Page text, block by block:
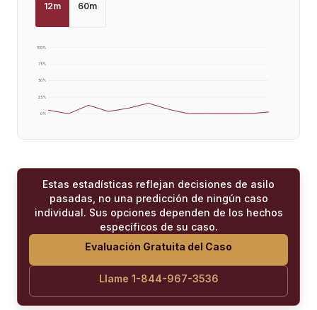
12m 60m
0%
25%
50%
75%
100%
Estas estadísticas reflejan decisiones de asilo
pasadas, no una predicción de ningún caso
individual. Sus opciones dependen de los hechos
específicos de su caso.
Evaluación Gratuita del Caso
Llame 1-844-967-3536